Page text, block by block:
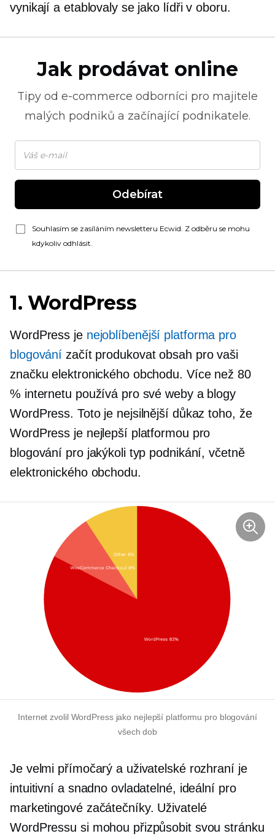
vynikají a etablovaly se jako lídři v oboru.
Jak prodávat online
Tipy od e-commerce odborníci pro majitele
malých podniků a začínající podnikatele.
Odebírat
Souhlasím se zasíláním newsletteru Ecwid. Z odběru se mohu
kdykoliv odhlásit.
1. WordPress
WordPress je nejoblíbenější platforma pro
blogování začít produkovat obsah pro vaši
značku elektronického obchodu. Více než 80
% internetu používá pro své weby a blogy
WordPress. Toto je nejsilnější důkaz toho, že
WordPress je nejlepší platformou pro
blogování pro jakýkoli typ podnikání, včetně
elektronického obchodu.
Internet zvolil WordPress jako nejlepší platformu pro blogování
všech dob
Je velmi přímočarý a uživatelské rozhraní je
intuitivní a snadno ovladatelné, ideální pro
marketingové začátečníky. Uživatelé
WordPressu si mohou přizpůsobit svou stránku